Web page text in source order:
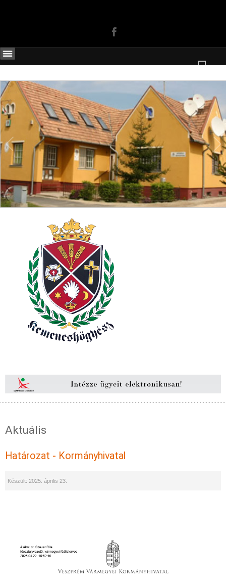
Aktuális
Határozat - Kormányhivatal
Készült: 2025. április 23.